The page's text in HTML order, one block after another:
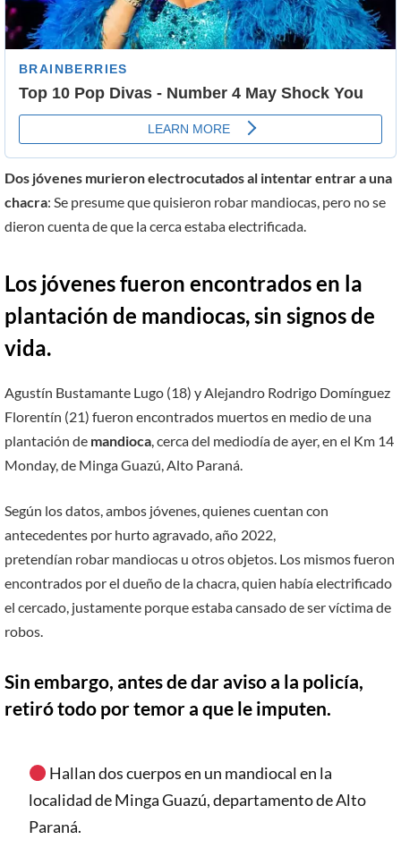
Dos jóvenes murieron electrocutados al intentar entrar a una
chacra: Se presume que quisieron robar mandiocas, pero no se
dieron cuenta de que la cerca estaba electrificada.
Los jóvenes fueron encontrados en la
plantación de mandiocas, sin signos de
vida.
Agustín Bustamante Lugo (18) y Alejandro Rodrigo Domínguez
Florentín (21) fueron encontrados muertos en medio de una
plantación de mandioca , cerca del mediodía de ayer, en el Km 14
Monday, de Minga Guazú, Alto Paraná.
Según los datos, ambos jóvenes, quienes cuentan con
antecedentes por hurto agravado, año 2022,
pretendían robar mandiocas u otros objetos. Los mismos fueron
encontrados por el dueño de la chacra, quien había electrificado
el cercado, justamente porque estaba cansado de ser víctima de
robos.
Sin embargo, antes de dar aviso a la policía,
retiró todo por temor a que le imputen.
Hallan dos cuerpos en un mandiocal en la
localidad de Minga Guazú, departamento de Alto
Paraná.